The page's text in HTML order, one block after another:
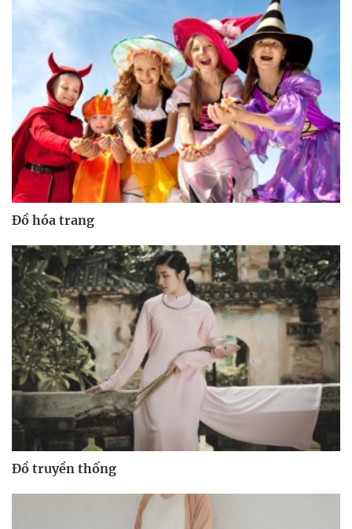
Đồ hóa trang
Đồ truyền thống